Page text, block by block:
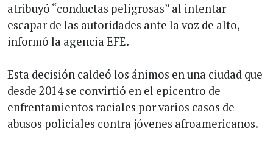
atribuyó “conductas peligrosas” al intentar
escapar de las autoridades ante la voz de alto,
informó la agencia EFE.
Esta decisión caldeó los ánimos en una ciudad que
desde 2014 se convirtió en el epicentro de
enfrentamientos raciales por varios casos de
abusos policiales contra jóvenes afroamericanos.